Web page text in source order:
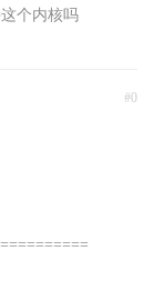
个内核吗
#0